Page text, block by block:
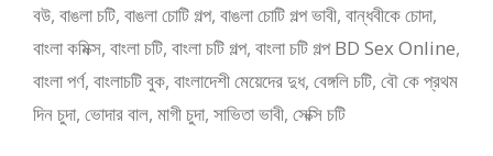
বউ, বাঙলা চটি, বাঙলা চোটি গল্প, বাঙলা চোটি গল্প ভাবী, বান্ধবীকে চোদা,
বাংলা কমিক্স, বাংলা চটি, বাংলা চটি গল্প, বাংলা চটি গল্প BD Sex Online,
বাংলা পর্ণ, বাংলাচটি বুক, বাংলাদেশী মেয়েদের দুধ, বেঙ্গলি চটি, বৌ কে প্রথম
দিন চুদা, ভোদার বাল, মাগী চুদা, সাভিতা ভাবী, সেক্সি চটি